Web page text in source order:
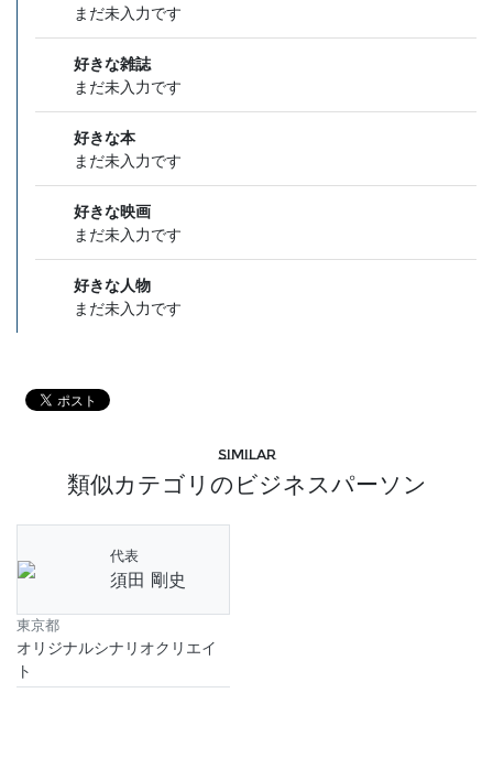
まだ未入力です
好きな雑誌
まだ未入力です
好きな本
まだ未入力です
好きな映画
まだ未入力です
好きな人物
まだ未入力です
Similar
類似カテゴリのビジネスパーソン
代表
須田 剛史
東京都
オリジナルシナリオクリエイ
ト